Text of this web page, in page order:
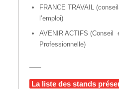
FRANCE TRAVAIL
l’emploi)
AVENIR ACTIFS (Conseil
Professionnelle)
—–
La liste des stands